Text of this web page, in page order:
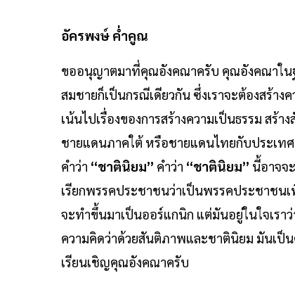
อัครพงษ์ ค่ำคูณ
ขออนุญาตมาที่คุณอังคณาครับ คุณอังคณาในฐ
สมชายก็เป็นกรณีเดียวกัน ซึ่งเราจะต้องสร้าง
เน้นไปเรื่องของการสร้างความเป็นธรรม ส
ชายแดนภาคใต้ หรือชายแดนไทยกับประเ
คำว่า “ชาตินิยม” คำว่า “ชาตินิยม” นี้อาจจ
เรียกพรรคประชาชนว่าเป็นพรรคประชาชน
จะทำขึ้นมาเป็นออร์แกนิก แต่มันอยู่ในใจเรา
ความคิดว่าด้วยสันติภาพและชาตินิยม มันเป็
เรียนเชิญคุณอังคณาครับ